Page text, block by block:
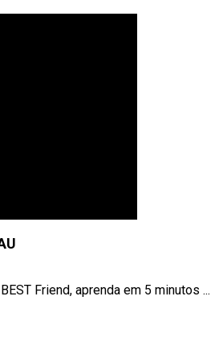
Friend, aprenda em 5 minutos ...